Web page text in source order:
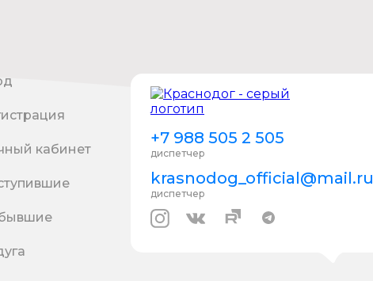
кабинет
+7 988 505 2 505
диспетчер
krasnodog_official@mail.ru
диспетчер